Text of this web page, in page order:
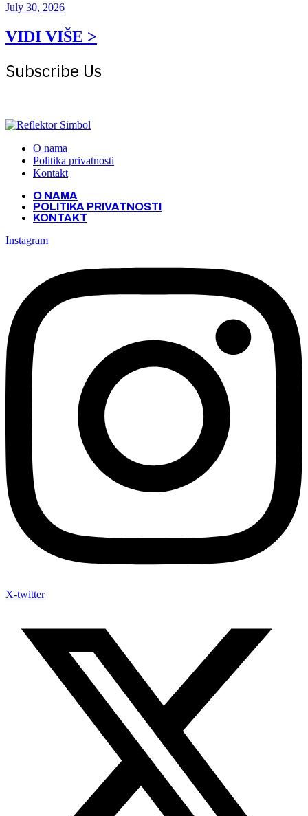
July 30, 2026
VIDI VIŠE >
Subscribe Us
O nama
Politika privatnosti
Kontakt
O NAMA
POLITIKA PRIVATNOSTI
KONTAKT
Instagram
X-twitter